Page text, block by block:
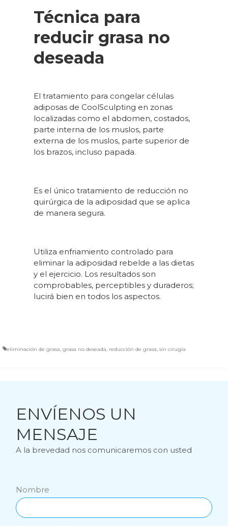
Técnica para
reducir grasa no
deseada
El tratamiento para congelar células
adiposas de CoolSculpting en zonas
localizadas como el abdomen, costados,
parte interna de los muslos, parte
externa de los muslos, parte superior de
los brazos, incluso papada.
Es el único tratamiento de reducción no
quirúrgica de la adiposidad que se aplica
de manera segura.
Utiliza enfriamiento controlado para
eliminar la adiposidad rebelde a las dietas
y el ejercicio. Los resultados son
comprobables, perceptibles y duraderos;
lucirá bien en todos los aspectos.
eliminación de grasa, grasa no deseada, reducción de grasa, sin cirugia
ENVÍENOS UN
MENSAJE
A la brevedad nos comunicaremos con usted
Nombre